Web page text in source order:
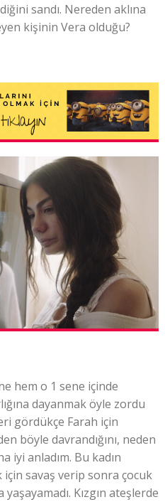
sandı. Nereden aklına
kişinin Vera olduğu?
hem o 1 sene içinde
dayanmak öyle zordu
gördükçe Farah için
böyle davrandığını, neden
iyi anladım. Bu kadın
için savaş verip sonra çocuk
Kızgın ateşlerde